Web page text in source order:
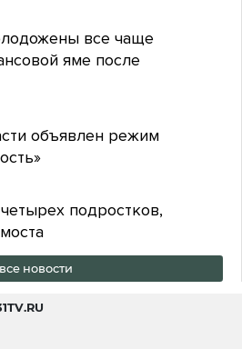
все чаще
яме после
объявлен режим
подростков,
все новости